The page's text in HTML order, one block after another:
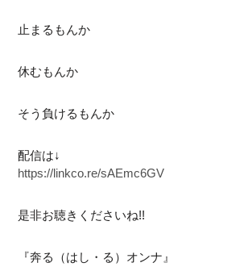
止まるもんか
休むもんか
そう負けるもんか
配信は↓
https://linkco.re/sAEmc6GV
是非お聴きくださいね!!
『奔る（はし・る）オンナ』